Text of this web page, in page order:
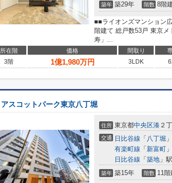
築年 築29年 階数 8階
■■ライオンズマンション
階建て 総戸数53戸 東京
寿」...
所在階 価格 間取り
3階
1億1,980万円 3LDK
アスコットパーク東京八丁堀
住所 東京都中央区湊 ２
交通 日比谷線 「 八丁堀
有楽町線 「 新富町
日比谷線 「 築地 」
築年 築15年 階数 11階